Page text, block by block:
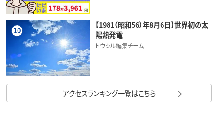
10
【1981（昭和56）年8月6日】世界初の太
陽熱発電
トウシル編集チーム
アクセスランキング一覧はこちら